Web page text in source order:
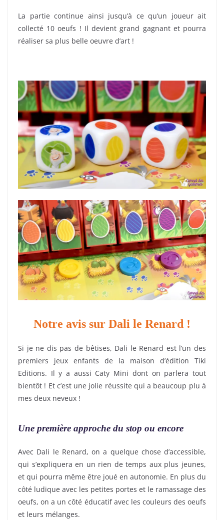
La partie continue ainsi jusqu’à ce qu’un joueur ait
collecté 10 oeufs ! Il devient grand gagnant et pourra
réaliser sa plus belle oeuvre d’art !
Notre avis sur Dali le Renard !
Si je ne dis pas de bêtises, Dali le Renard est l’un des
premiers jeux enfants de la maison d’édition Tiki
Editions. Il y a aussi Caty Mini dont on parlera tout
bientôt ! Et c’est une jolie réussite qui a beaucoup plu à
mes deux neveux !
Une première approche du stop ou encore
Avec Dali le Renard, on a quelque chose d’accessible,
qui s’expliquera en un rien de temps aux plus jeunes,
et qui pourra même être joué en autonomie. En plus du
côté ludique avec les petites portes et le ramassage des
oeufs, on a un côté éducatif avec les couleurs des oeufs
et leurs mélanges.